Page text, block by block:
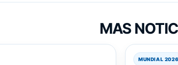
MAS
MUNDIAL 2026